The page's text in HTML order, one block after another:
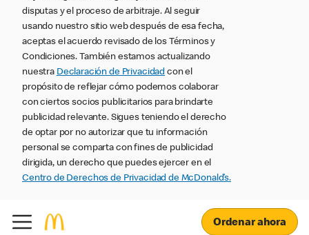
disputas y el proceso de arbitraje. Al seguir
usando nuestro sitio web después de esa fecha,
aceptas el acuerdo revisado de los Términos y
Condiciones. También estamos actualizando
nuestra Declaración de Privacidad con el
propósito de reflejar cómo podemos colaborar
con ciertos socios publicitarios para brindarte
publicidad relevante. Sigues teniendo el derecho
de optar por no autorizar que tu información
personal se comparta con fines de publicidad
dirigida, un derecho que puedes ejercer en el
Centro de Derechos de Privacidad de McDonald’s.
Ordenar ahora